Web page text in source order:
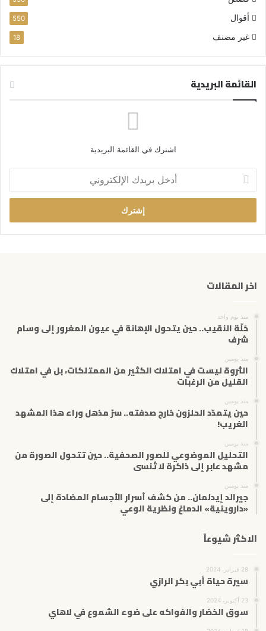
أقوال 550
غير مصنف 18
القائمة البريدية
اشترك في القائمة البريدية
خ
ب
ر
ا
ر
ي
اخر المقالات
منذ يوم واحد
حُلّة النقيب.. حين يتحول الإهانة في عيون المغرور إلى وسام
شرف
منذ يومين
الثروة ليست في امتلاك الكثير من الممتلكات، بل في امتلاك
القليل من الرغبات
منذ يومين
حين يتمدّد الحلزون خارج صدفته.. سرّ مذهل وراء هذا المشهد
الغريب!
منذ يومين
التحليل الموضوعي للصور الصحفية.. حين تتحول الصورة من
مشهد عابر إلى ذاكرة لا تُنسى
منذ يومين
جيرالد إيدلمان.. من كشف أسرار الأجسام المضادة إلى
«داروينية» الدماغ ونظرية الوعي
الاكثر شيوعاً
28 فبراير، 2024
سيرة حياة أبي بكر الرازي
23 أكتوبر، 2024
سوق الخضار والفواكه على ضوء الشموع في لاهاي